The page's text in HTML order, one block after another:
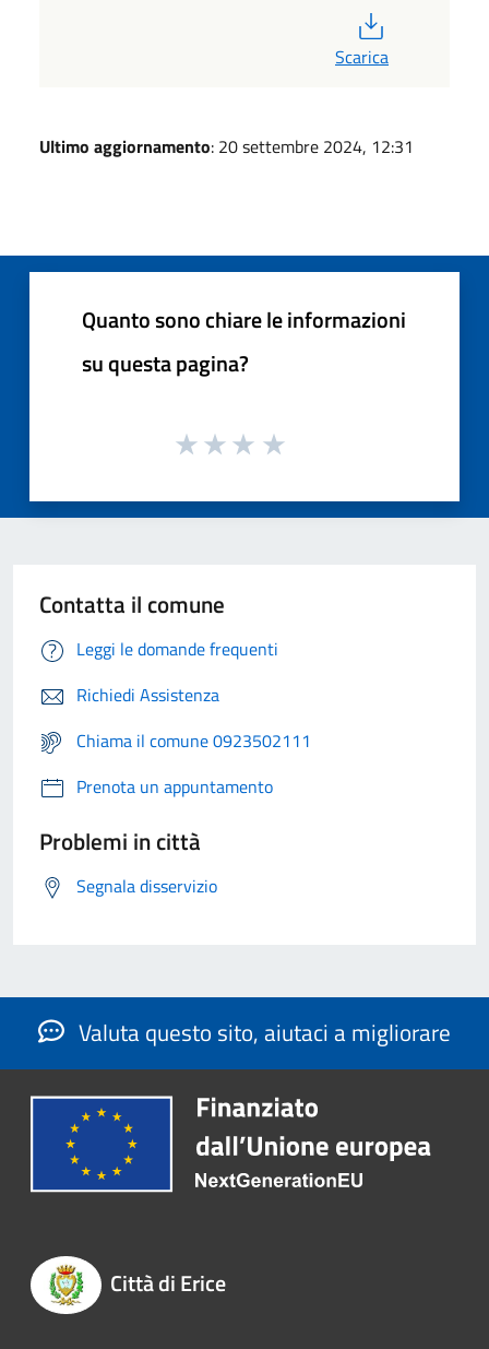
Scarica
Ultimo aggiornamento: 20 settembre 2024, 12:31
Quanto sono chiare le informazioni
su questa pagina?
Contatta il comune
Leggi le domande frequenti
Richiedi Assistenza
Chiama il comune 0923502111
Prenota un appuntamento
Problemi in città
Segnala disservizio
Valuta questo sito, aiutaci a migliorare
Città di Erice